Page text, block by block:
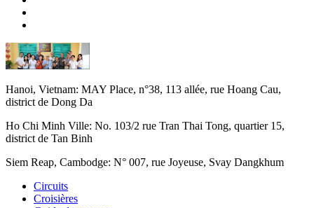
Hanoi, Vietnam: MAY Place, n°38, 113 allée, rue Hoang Cau,
district de Dong Da
Ho Chi Minh Ville: No. 103/2 rue Tran Thai Tong, quartier 15,
district de Tan Binh
Siem Reap, Cambodge: N° 007, rue Joyeuse, Svay Dangkhum
Circuits
Croisières